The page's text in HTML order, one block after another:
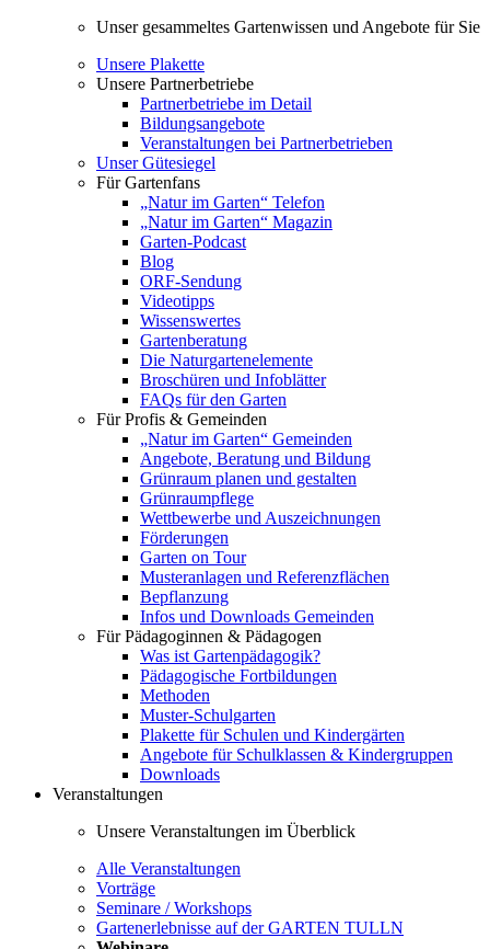
Unser gesammeltes Gartenwissen und Angebote für Sie
Unsere Plakette
Unsere Partnerbetriebe
Partnerbetriebe im Detail
Bildungsangebote
Veranstaltungen bei Partnerbetrieben
Unser Gütesiegel
Für Gartenfans
„Natur im Garten“ Telefon
„Natur im Garten“ Magazin
Garten-Podcast
Blog
ORF-Sendung
Videotipps
Wissenswertes
Gartenberatung
Die Naturgartenelemente
Broschüren und Infoblätter
FAQs für den Garten
Für Profis & Gemeinden
„Natur im Garten“ Gemeinden
Angebote, Beratung und Bildung
Grünraum planen und gestalten
Grünraumpflege
Wettbewerbe und Auszeichnungen
Förderungen
Garten on Tour
Musteranlagen und Referenzflächen
Bepflanzung
Infos und Downloads Gemeinden
Für Pädagoginnen & Pädagogen
Was ist Gartenpädagogik?
Pädagogische Fortbildungen
Methoden
Muster-Schulgarten
Plakette für Schulen und Kindergärten
Angebote für Schulklassen & Kindergruppen
Downloads
Veranstaltungen
Unsere Veranstaltungen im Überblick
Alle Veranstaltungen
Vorträge
Seminare / Workshops
Gartenerlebnisse auf der GARTEN TULLN